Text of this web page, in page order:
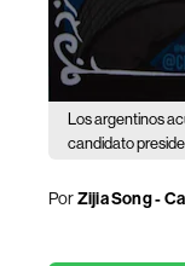
Los argentinos
candidato
PorZijia Song -